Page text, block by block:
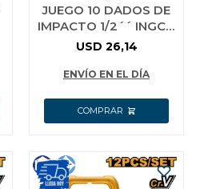
JUEGO 10 DADOS DE
IMPACTO 1/2´´ INGCO
HKISSD12101
USD 26,14
ENVÍO EN EL DÍA